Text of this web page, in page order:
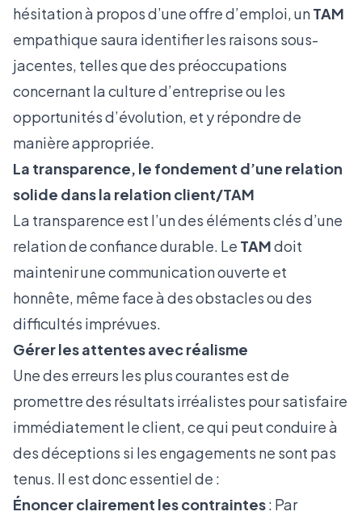
hésitation à propos d’une offre d’emploi, unTAM
empathique saura identifier les raisons sous-
jacentes, telles que des préoccupations
concernant la culture d’entreprise ou les
opportunités d’évolution, et y répondre de
manière appropriée.
La transparence, le fondement d’une relation
solide dans la relation client/TAM
La transparence est l’un des éléments clés d’une
relation de confiance durable. Le TAMdoit
maintenir une communication ouverte et
honnête, même face à des obstacles ou des
difficultés imprévues.
Gérer les attentes avec réalisme
Une des erreurs les plus courantes est de
promettre des résultats irréalistes pour satisfaire
immédiatement le client, ce qui peut conduire à
des déceptions si les engagements ne sont pas
tenus. Il est donc essentiel de :
Énoncer clairement les contraintes: Par